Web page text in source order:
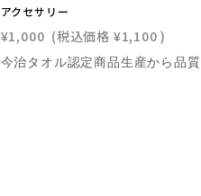
アクセサリー
¥1,000 (税込価格 ¥1,100 )